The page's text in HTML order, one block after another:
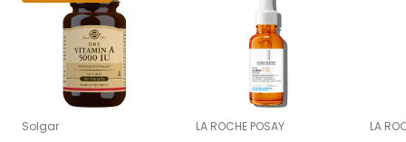
Solgar LA ROCHE POSAY LA